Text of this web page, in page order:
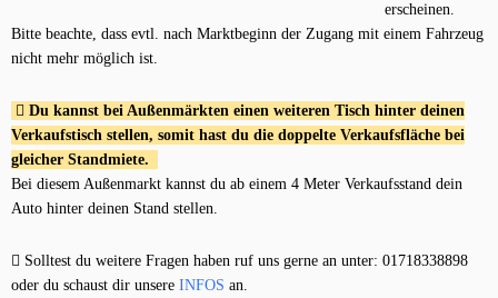
erscheinen.
Bitte beachte, dass evtl. nach Marktbeginn der Zugang mit einem Fahrzeug
nicht mehr möglich ist.
Du kannst bei Außenmärkten einen weiteren Tisch hinter deinen
Verkaufstisch stellen, somit hast du die doppelte Verkaufsfläche bei
gleicher Standmiete.
Bei diesem Außenmarkt kannst du ab einem 4 Meter Verkaufsstand dein
Auto hinter deinen Stand stellen.
Solltest du weitere Fragen haben ruf uns gerne an unter: 01718338898
oder du schaust dir unsere INFOS an.